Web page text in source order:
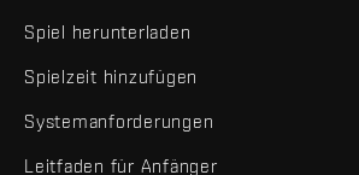
Spiel herunterladen
Spielzeit hinzufügen
Systemanforderungen
Leitfaden für Anfänger